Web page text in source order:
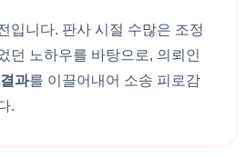
입니다. 판사 시절 수많은 조정
던 노하우를 바탕으로, 의뢰인
과를 이끌어내어 소송 피로감
.